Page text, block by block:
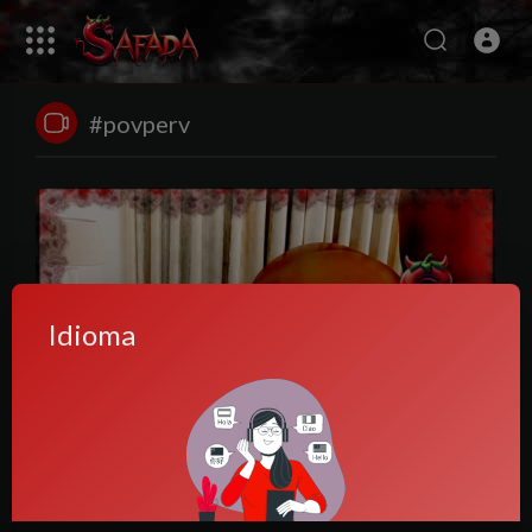
#povperv
Africana Cavalona Peituda Se Delicia na Vara e Filmou
Idioma